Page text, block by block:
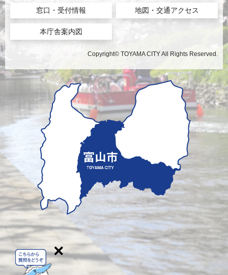
窓口・受付情報 地図・交通アクセス
本庁舎案内図
Copyright© TOYAMA CITY All Rights Reserved.
×